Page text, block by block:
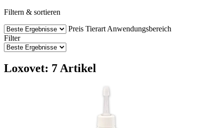
Filtern & sortieren
Preis Tierart Anwendungsbereich
Filter
Loxovet: 7 Artikel